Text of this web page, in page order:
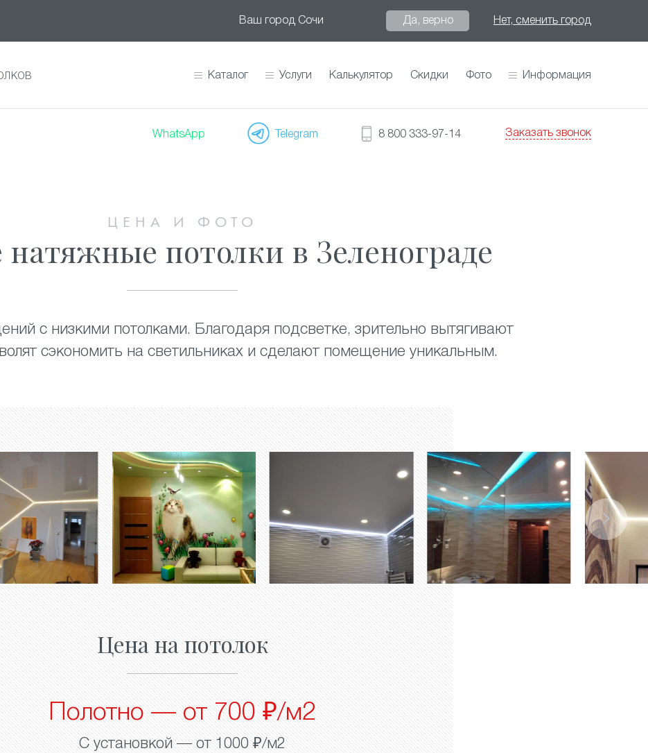
Ваш город Сочи Да, верно Нет, сменить город
Каталог Услуги Калькулятор Скидки Фото Информация
WhatsApp Telegram 8 800 333-97-14 Заказать звонок
ЦЕНА И ФОТО
потолки в Зеленограде
с низкими потолками. Благодаря подсветке, зрительно вытягивают
сэкономить на светильниках и сделают помещение уникальным.
Цена на потолок
Полотно — от 700 ₽/м2
С установкой — от 1000 ₽/м2